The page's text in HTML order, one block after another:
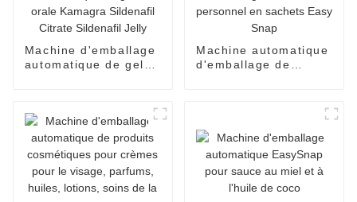
Machine d'emballage
automatique de gelée
Machine automatique
d'emballage de